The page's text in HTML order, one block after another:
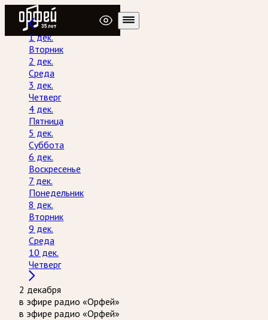
Радио Орфей
1 дек.
Вторник
2 дек.
Среда
3 дек.
Четверг
4 дек.
Пятница
5 дек.
Суббота
6 дек.
Воскресенье
7 дек.
Понедельник
8 дек.
Вторник
9 дек.
Среда
10 дек.
Четверг
2 декабря
в эфире радио «Орфей»
в эфире радио «Орфей»